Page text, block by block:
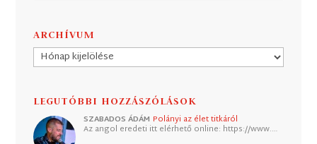
ARCHÍVUM
Archívum
LEGUTÓBBI HOZZÁSZÓLÁSOK
SZABADOS ÁDÁM Polányi az élet titkáról
Az angol eredeti itt elérhető online: https://www.…